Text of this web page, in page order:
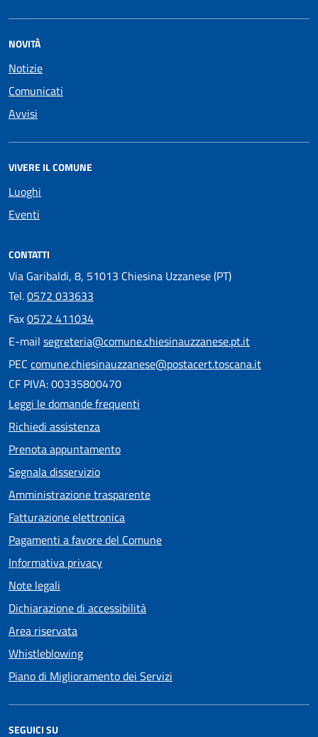
NOVITÀ
Notizie
Comunicati
Avvisi
VIVERE IL COMUNE
Luoghi
Eventi
CONTATTI
Via Garibaldi, 8, 51013 Chiesina Uzzanese (PT)
Tel.0572 033633
Fax0572 411034
E-mail segreteria@comune.chiesinauzzanese.pt.it
PEC comune.chiesinauzzanese@postacert.toscana.it
CF PIVA: 00335800470
Leggi le domande frequenti
Richiedi assistenza
Prenota appuntamento
Segnala disservizio
Amministrazione trasparente
Fatturazione elettronica
Pagamenti a favore del Comune
Informativa privacy
Note legali
Dichiarazione di accessibilità
Area riservata
Whistleblowing
Piano di Miglioramento dei Servizi
SEGUICI SU